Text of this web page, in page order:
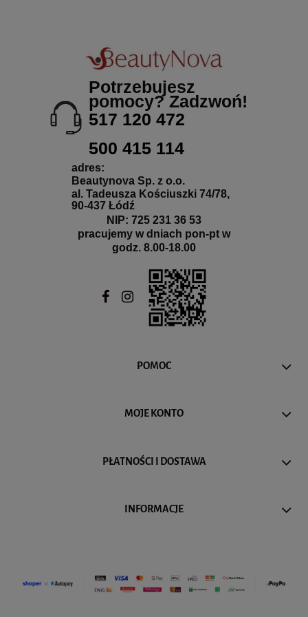
Potrzebujesz
pomocy? Zadzwoń!
517 120 472
500 415 114
adres:
Beautynova Sp. z o.o.
al. Tadeusza Kościuszki 74/78,
90-437 Łódź
NIP: 725 231 36 53
pracujemy w dniach pon-pt w
godz. 8.00-18.00
POMOC
MOJE KONTO
PŁATNOŚCI I DOSTAWA
INFORMACJE